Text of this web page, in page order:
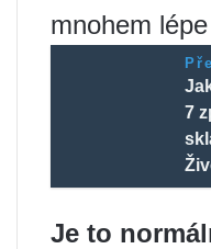
mnohem
7
Je to